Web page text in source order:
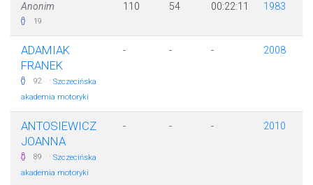
Anonim
19
110 54 00:22:11 1983
ADAMIAK
FRANEK
92 · Szczecińska
akademia motoryki
- - - 2008
ANTOSIEWICZ
JOANNA
89 · Szczecińska
akademia motoryki
- - - 2010